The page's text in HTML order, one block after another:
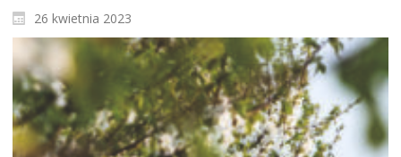
26 kwietnia 2023